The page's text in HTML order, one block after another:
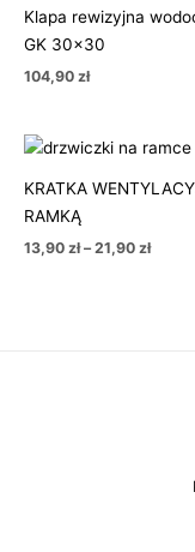
Klapa rewizyjna
GK 30×30
104,90 zł
KRATKA
RAMKĄ
13,90 zł – 21,90 zł
Zakres
od
13,90
21,90